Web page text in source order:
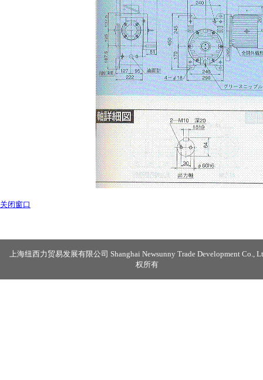
关闭窗口
上海纽西力贸易发展有限公司 Shanghai Newsunny Trade Development Co.,
权所有